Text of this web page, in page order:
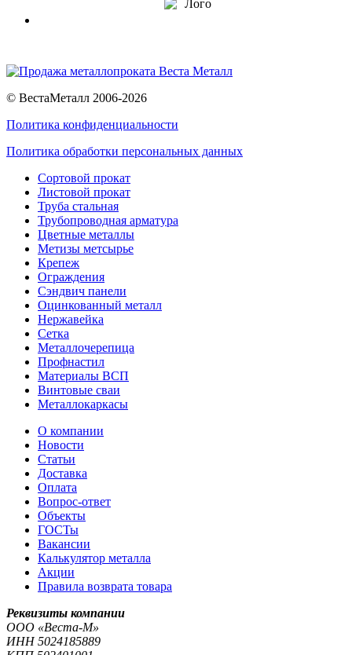
© ВестаМеталл 2006-2026
Политика конфиденциальности
Политика обработки персональных данных
Сортовой прокат
Листовой прокат
Труба стальная
Трубопроводная арматура
Цветные металлы
Метизы метсырье
Крепеж
Ограждения
Сэндвич панели
Оцинкованный металл
Нержавейка
Сетка
Металлочерепица
Профнастил
Материалы ВСП
Винтовые сваи
Металлокаркасы
О компании
Новости
Статьи
Доставка
Оплата
Вопрос-ответ
Объекты
ГОСТы
Вакансии
Калькулятор металла
Акции
Правила возврата товара
Реквизиты компании
OOO «Веста-М»
ИНН5024185889